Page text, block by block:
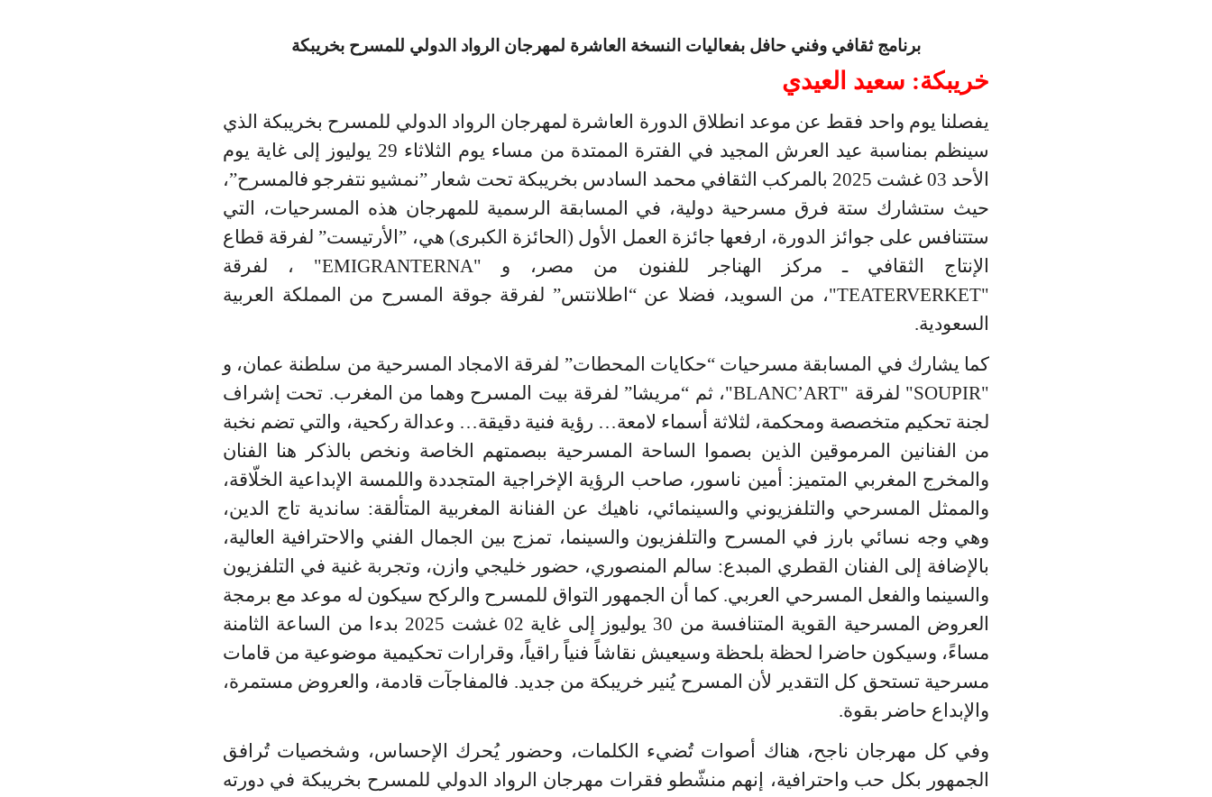
برنامج ثقافي وفني حافل بفعاليات النسخة العاشرة لمهرجان الرواد الدولي للمسرح بخريبكة
خريبكة: سعيد العيدي
يفصلنا يوم واحد فقط عن موعد انطلاق الدورة العاشرة لمهرجان الرواد الدولي للمسرح بخريبكة الذي
سينظم بمناسبة عيد العرش المجيد في الفترة الممتدة من مساء يوم الثلاثاء
29 يوليوز إلى غاية يوم
الأحد 03 غشت 2025 بالمركب الثقافي محمد السادس بخريبكة تحت شعار ”نمشيو نتفرجو فالمسرح”،
حيث ستشارك ستة فرق مسرحية دولية، في المسابقة الرسمية للمهرجان هذه المسرحيات، التي
ستتنافس على جوائز الدورة، ارفعها جائزة العمل الأول (الحائزة الكبرى) هي، ”الأرتيست” لفرقة قطاع
الإنتاج الثقافي ـ مركز الهناجر للفنون من مصر، و "EMIGRANTERNA" ، لفرقة
"
TEATERVERKET"، من السويد، فضلا عن “اطلانتس” لفرقة جوقة المسرح من المملكة العربية
السعودية.
كما يشارك في المسابقة مسرحيات “حكايات المحطات” لفرقة الامجاد المسرحية من سلطنة عمان، و
"
SOUPIR
" لفرقة "BLANC’ART"، ثم “مريشا” لفرقة بيت المسرح وهما من المغرب. تحت إشراف
لجنة تحكيم متخصصة ومحكمة، لثلاثة أسماء لامعة… رؤية فنية دقيقة… وعدالة ركحية، والتي تضم نخبة
من الفنانين المرموقين الذين بصموا الساحة المسرحية ببصمتهم الخاصة ونخص بالذكر هنا الفنان
والمخرج المغربي المتميز: أمين ناسور، صاحب الرؤية الإخراجية المتجددة واللمسة الإبداعية الخلّاقة،
والممثل المسرحي والتلفزيوني والسينمائي، ناهيك عن الفنانة المغربية المتألقة: ساندية تاج الدين،
وهي وجه نسائي بارز في المسرح والتلفزيون والسينما، تمزج بين الجمال الفني والاحترافية العالية،
بالإضافة إلى الفنان القطري المبدع: سالم المنصوري، حضور خليجي وازن، وتجربة غنية في التلفزيون
والسينما والفعل المسرحي العربي. كما أن الجمهور التواق للمسرح والركح سيكون له موعد مع برمجة
العروض المسرحية القوية المتنافسة من 30 يوليوز إلى غاية 02 غشت 2025 بدءا من الساعة الثامنة
مساءً، وسيكون حاضرا لحظة بلحظة وسيعيش نقاشاً فنياً راقياً، وقرارات تحكيمية موضوعية من قامات
مسرحية تستحق كل التقدير لأن المسرح يُنير خريبكة من جديد. فالمفاجآت قادمة، والعروض مستمرة،
والإبداع حاضر بقوة.
وفي كل مهرجان ناجح، هناك أصوات تُضيء الكلمات، وحضور يُحرك الإحساس، وشخصيات تُرافق
الجمهور بكل حب واحترافية، إنهم منشّطو فقرات مهرجان الرواد الدولي للمسرح بخريبكة في دورته